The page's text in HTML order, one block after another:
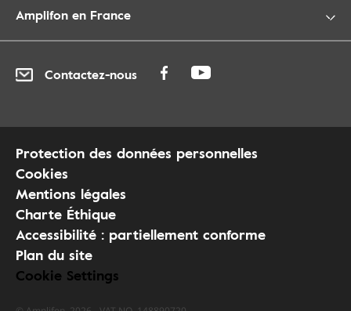
Amplifon en France
Contactez-nous
Protection des données personnelles
Cookies
Mentions légales
Charte Éthique
Accessibilité : partiellement conforme
Plan du site
Cookie Settings